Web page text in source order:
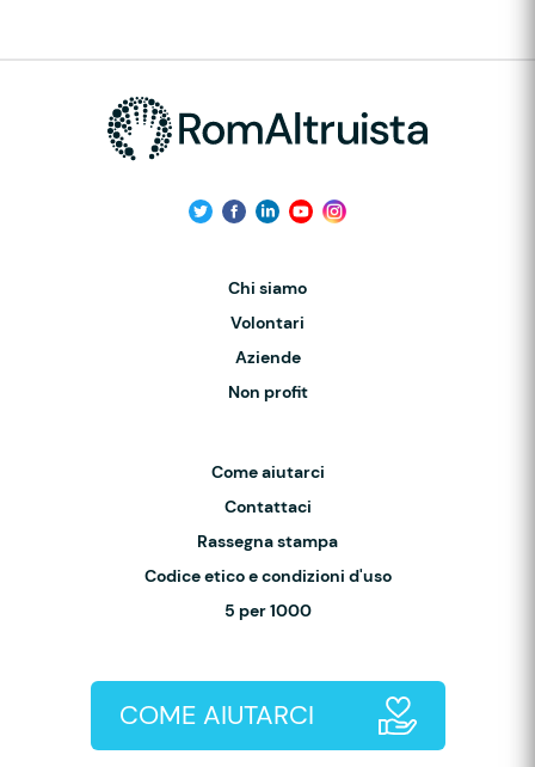
Chi siamo
Volontari
Aziende
Non profit
Come aiutarci
Contattaci
Rassegna stampa
Codice etico e condizioni d'uso
5 per 1000
COME AIUTARCI